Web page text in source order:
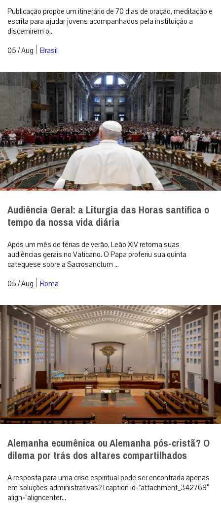
Publicação propõe um itinerário de 70 dias de oração, meditação e
escrita para ajudar jovens acompanhados pela instituição a
discernirem o...
05 / Aug | Brasil
Audiência Geral: a Liturgia das Horas santifica o
tempo da nossa vida diária
Após um mês de férias de verão, Leão XIV retoma suas
audiências gerais no Vaticano. O Papa proferiu sua quinta
catequese sobre a Sacrosanctum ...
05 / Aug | Roma
Alemanha ecumênica ou Alemanha pós-cristã? O
dilema por trás dos altares compartilhados
A resposta para uma crise espiritual pode ser encontrada apenas
em soluções administrativas? [caption id=”attachment_342768″
align=”aligncenter...